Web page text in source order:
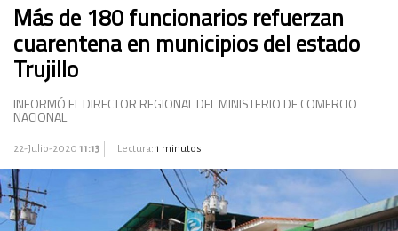
Más de 180 funcionarios refuerzan
cuarentena en municipios del estado
Trujillo
INFORMÓ EL DIRECTOR REGIONAL DEL MINISTERIO DE COMERCIO
NACIONAL
22-Julio-2020 11:13 Lectura: 1 minutos